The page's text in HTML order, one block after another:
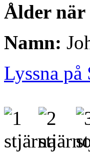
Ålder när
Namn:
Lyssna på